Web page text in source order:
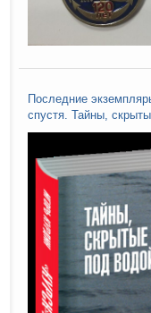
Последние
спустя. Тайны,